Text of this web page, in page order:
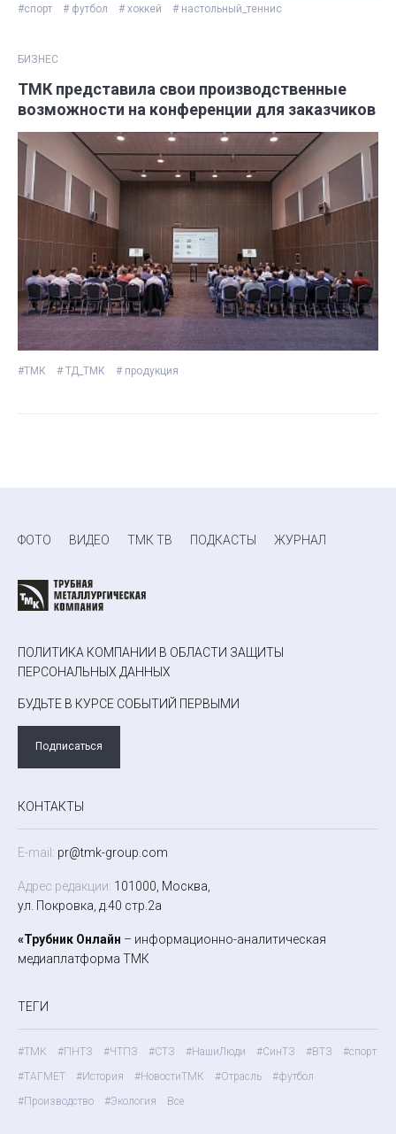
#спорт # футбол # хоккей # настольный_теннис
БИЗНЕС
ТМК представила свои производственные
возможности на конференции для заказчиков
#ТМК # ТД_ТМК # продукция
ФОТО ВИДЕО ТМК ТВ ПОДКАСТЫ ЖУРНАЛ
ПОЛИТИКА КОМПАНИИ В ОБЛАСТИ ЗАЩИТЫ
ПЕРСОНАЛЬНЫХ ДАННЫХ
БУДЬТЕ В КУРСЕ СОБЫТИЙ ПЕРВЫМИ
Подписаться
КОНТАКТЫ
E-mail: pr@tmk-group.com
Адрес редакции: 101000, Москва,
ул. Покровка, д.40 стр.2а
«Трубник Онлайн – информационно-аналитическая
медиаплатформа ТМК
ТЕГИ
#ТМК #ПНТЗ #ЧТПЗ #СТЗ #НашиЛюди #СинТЗ #ВТЗ
#спорт
#ТАГМЕТ
#История #НовостиТМК #Отрасль
#футбол
#Производство
#Экология Все